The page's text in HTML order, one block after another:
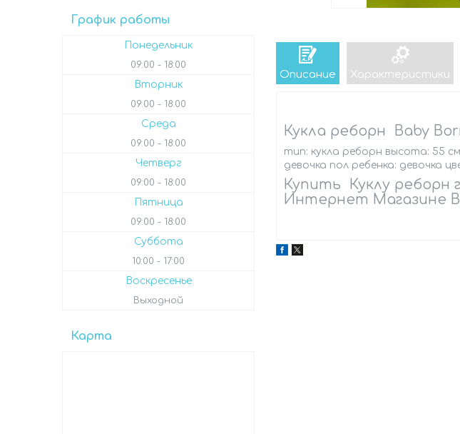
Описание Характеристики
Кукла реборн Baby
тип: кукла реборн высота: 55
девочка пол ребенка: девочка
Купить Куклу реборн
Интернет Магазине
График работы
Понедельник
09:00 18:00
Вторник
09:00 18:00
Среда
09:00 18:00
Четверг
09:00 18:00
Пятница
09:00 18:00
Суббота
10:00 17:00
Воскресенье
Выходной
Карта